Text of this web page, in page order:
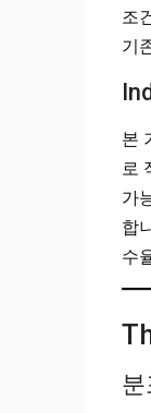
조
기
본
로
가
합
수